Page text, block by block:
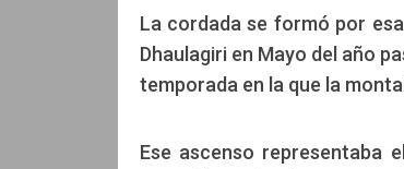
La cordada se formó por
Dhaulagiri en Mayo del año
temporada en la que la
Ese ascenso representaba